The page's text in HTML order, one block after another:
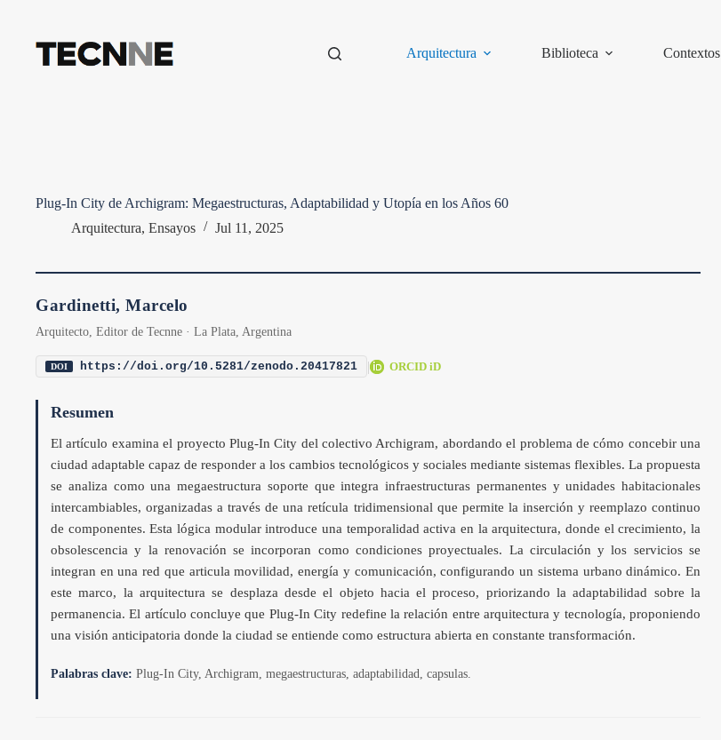
contenido
Arquitectura
Biblioteca Contextos
Plug-In City de Archigram: Megaestructuras, Adaptabilidad y Utopía en los Años 60
Arquitectura, Ensayos Jul 11, 2025
Gardinetti, Marcelo
Arquitecto, Editor de Tecnne · La Plata, Argentina
DOI https://doi.org/10.5281/zenodo.20417821 | ORCID iD
Resumen
El artículo examina el proyecto Plug-In City del colectivo Archigram, abordando el problema de cómo concebir una
ciudad adaptable capaz de responder a los cambios tecnológicos y sociales mediante sistemas flexibles. La propuesta
se analiza como una megaestructura soporte que integra infraestructuras permanentes y unidades habitacionales
intercambiables, organizadas a través de una retícula tridimensional que permite la inserción y reemplazo continuo
de componentes. Esta lógica modular introduce una temporalidad activa en la arquitectura, donde el crecimiento, la
obsolescencia y la renovación se incorporan como condiciones proyectuales. La circulación y los servicios se
integran en una red que articula movilidad, energía y comunicación, configurando un sistema urbano dinámico. En
este marco, la arquitectura se desplaza desde el objeto hacia el proceso, priorizando la adaptabilidad sobre la
permanencia. El artículo concluye que Plug-In City redefine la relación entre arquitectura y tecnología, proponiendo
una visión anticipatoria donde la ciudad se entiende como estructura abierta en constante transformación.
Palabras clave: Plug-In City, Archigram, megaestructuras, adaptabilidad, capsulas.